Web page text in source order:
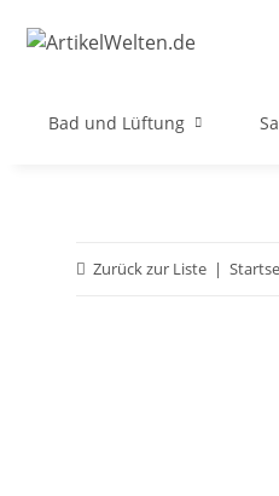
Bad und Lüftung
Zurück zur Liste